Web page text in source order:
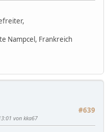
Nampcel, Frankreich
#639
von kka67